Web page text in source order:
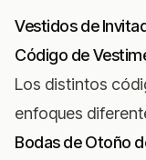
Vestidos de
Código de
Los distintos
enfoques
Bodas de Otoño